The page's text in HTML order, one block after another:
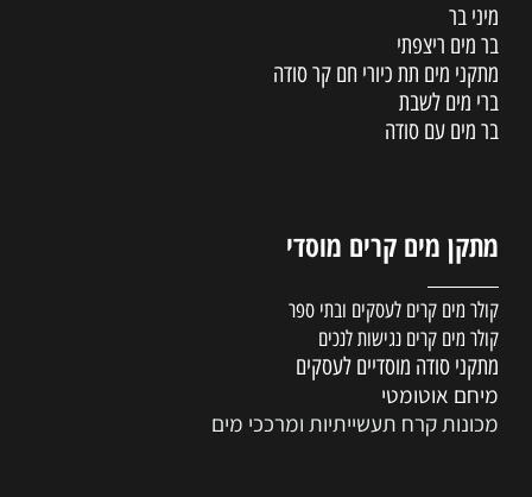
מיני בר
בר מים ריצפתי
מתקני מים תת כיורי חם קר סודה
ברי מים לשבת
בר מים עם סודה
מתקן מים קרים מוסדי
קולר מים קרים לעסקים ובתי ספר
קולר מים קרים נגישות לנכים
מתקני סודה מוסדיים לעסקים
מיחם אוטומטי
מכונות קרח תעשייתיות ומרככי מים